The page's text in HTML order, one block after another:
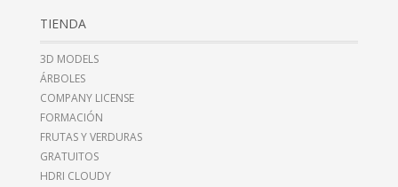
TIENDA
3D MODELS
ÁRBOLES
COMPANY LICENSE
FORMACIÓN
FRUTAS Y VERDURAS
GRATUITOS
HDRI CLOUDY